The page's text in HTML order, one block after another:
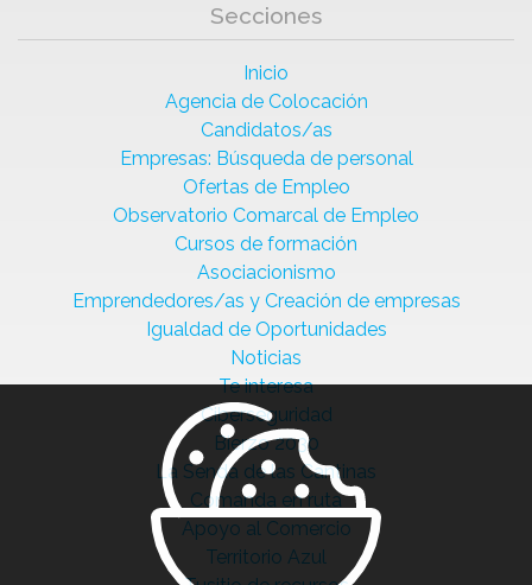
Secciones
Inicio
Agencia de Colocación
Candidatos/as
Empresas: Búsqueda de personal
Ofertas de Empleo
Observatorio Comarcal de Empleo
Cursos de formación
Asociacionismo
Emprendedores/as y Creación de empresas
Igualdad de Oportunidades
Noticias
Te interesa
Ciberseguridad
Bierzo 2030
La Senda de las Cantinas
Comanda en ruta
Apoyo al Comercio
Territorio Azul